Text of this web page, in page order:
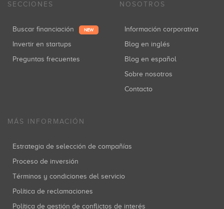
SECCIONES
Buscar financiación NEW
Invertir en startups
Preguntas frecuentes
NOSOTROS
Información corporativa
Blog en inglés
Blog en español
Sobre nosotros
Contacto
MÁS INFORMACIÓN
Estrategia de selección de compañías
Proceso de inversión
Términos y condiciones del servicio
Política de reclamaciones
Política de gestión de conflictos de interés